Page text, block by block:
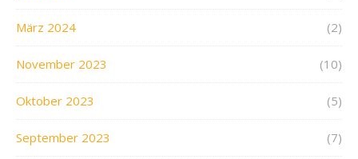
März 2024 (2)
November 2023 (10)
Oktober 2023 (5)
September 2023 (7)